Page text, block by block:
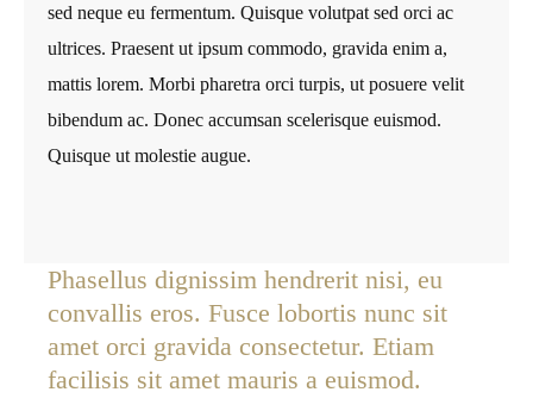
sed neque eu fermentum. Quisque volutpat sed orci ac
ultrices. Praesent ut ipsum commodo, gravida enim a,
mattis lorem. Morbi pharetra orci turpis, ut posuere velit
bibendum ac. Donec accumsan scelerisque euismod.
Quisque ut molestie augue.
Phasellus dignissim hendrerit nisi, eu
convallis eros. Fusce lobortis nunc sit
amet orci gravida consectetur. Etiam
facilisis sit amet mauris a euismod.